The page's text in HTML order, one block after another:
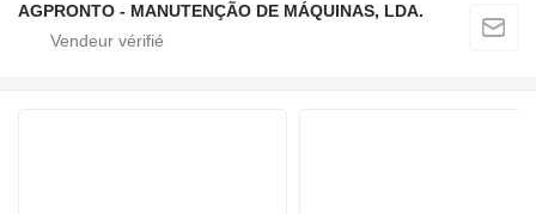
AGPRONTO - MANUTENÇÃO DE MÁQUINAS, LDA.